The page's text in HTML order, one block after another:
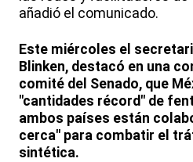
añadió el comunicado.
Este miércoles el
Blinken, destacó en una
comité del Senado, que
"cantidades récord" de
ambos países están
cerca" para combatir el
sintética.